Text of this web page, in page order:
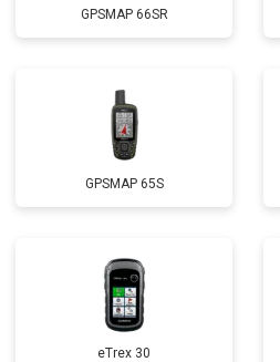
GPSMAP 66SR
GPSMAP 65S
eTrex 30